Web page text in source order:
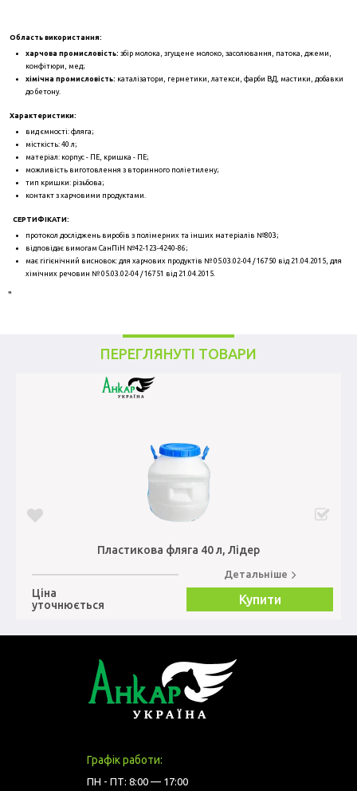
Область використання:
харчова промисловість: збір молока, згущене молоко, засолювання, патока, джеми,
конфітюри, мед;
хімічна промисловість: каталізатори, герметики, латекси, фарби ВД, мастики, добавки
до бетону.
Характеристики:
вид ємності: фляга;
місткість: 40 л;
матеріал: корпус - ПЕ, кришка - ПЕ;
можливість виготовлення з вторинного поліетилену;
тип кришки: різьбова;
контакт з харчовими продуктами.
СЕРТИФІКАТИ:
протокол досліджень виробів з полімерних та інших матеріалів №803;
відповідає вимогам СанПіН №42-123-4240-86;
має гігієнічний висновок: для харчових продуктів № 05.03.02-04 / 16750 від 21.04.2015, для
хімічних речовин № 05.03.02-04 / 16751 від 21.04.2015.
"
ПЕРЕГЛЯНУТІ ТОВАРИ
Пластикова фляга 40 л, Лідер
Ціна
уточнюється
Детальніше
Купити
Графік работи:
ПН - ПТ: 8:00 — 17:00